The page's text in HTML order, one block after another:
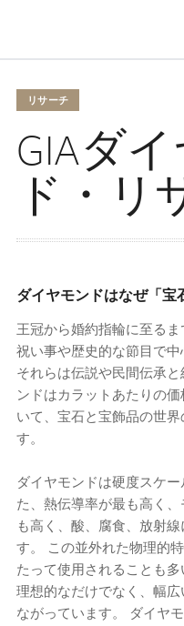
リサーチ
GIAダ
ド・リ
ダイヤモンドはなぜ「宝
王冠から婚約指輪に至る
祝い事や歴史的な節目で中
それらは伝説や民間伝承
ンドはカラットあたりの
いて、宝石と宝飾品の世
す。
ダイヤモンドは硬度スケ
た、熱伝導率が最も高く
も高く、酸、腐食、放射
す。 この並外れた物理的
たって使用されることも
理想的なだけでなく、幅
ながっています。 ダイヤ